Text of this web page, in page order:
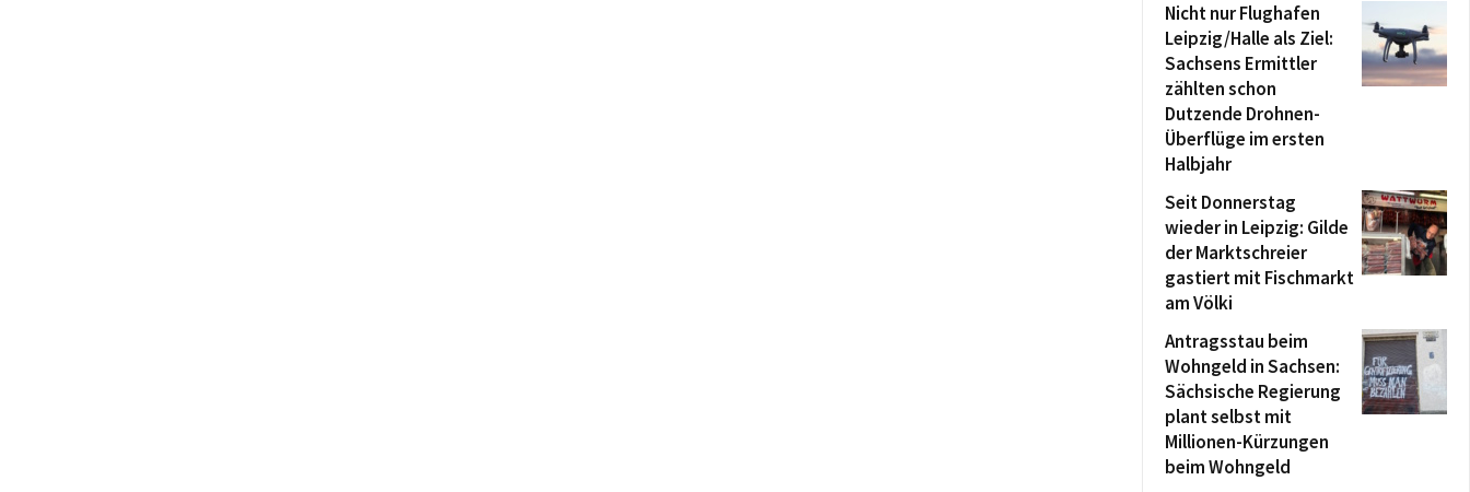
Nicht nur Flughafen
Leipzig/Halle als Ziel:
Sachsens Ermittler
zählten schon
Dutzende Drohnen-
Überflüge im ersten
Halbjahr
Seit Donnerstag
wieder in Leipzig: Gilde
der Marktschreier
gastiert mit Fischmarkt
am Völki
Antragsstau beim
Wohngeld in Sachsen:
Sächsische Regierung
plant selbst mit
Millionen-Kürzungen
beim Wohngeld